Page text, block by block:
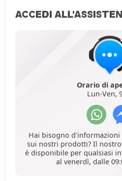
ACCEDI
Orario di
Lun-Ven,
Hai bisogno
sui nostri prodotti? Il
è disponibile per qualsiasi
al venerdì, dalle